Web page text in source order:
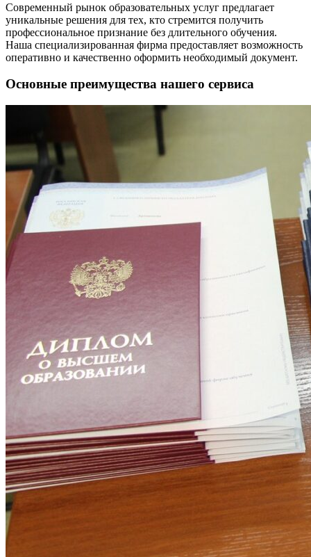
Современный рынок образовательных услуг предлагает
уникальные решения для тех, кто стремится получить
профессиональное признание без длительного обучения.
Наша специализированная фирма предоставляет возможность
оперативно и качественно оформить необходимый документ.
Основные преимущества нашего сервиса